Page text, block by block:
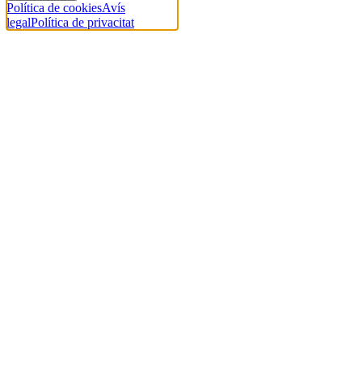
Política de cookiesAvís
legalPolítica de privacitat